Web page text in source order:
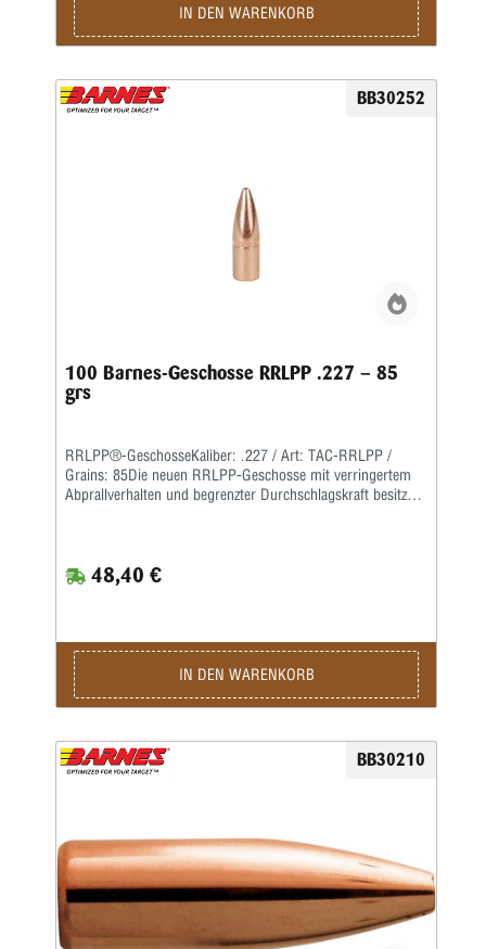
IN DEN WARENKORB
BB30252
100 Barnes-Geschosse RRLPP .227 – 85
grs
RRLPP®-GeschosseKaliber: .227 / Art: TAC-RRLPP /
Grains: 85Die neuen RRLPP-Geschosse mit verringertem
Abprallverhalten und begrenzter Durchschlagskraft besitzen
behördlichen Einsatz.Die Geschosse haben eine offene
Spitze und zerlegen sich während des Fluges auch bei sehr
Zerlegung.Übungsschießscheiben aus Stahl werden nicht
zersört.
48,40 €
IN DEN WARENKORB
BB30210